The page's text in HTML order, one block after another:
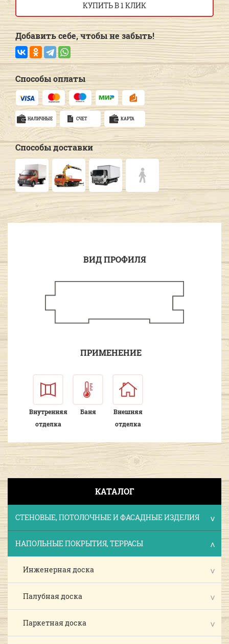
КАТАЛОГ
СТЕНОВЫЕ, ПОТОЛОЧНЫЕ И ФАСАДНЫЕ ИЗДЕЛИЯ
НАПОЛЬНЫЕ ПОКРЫТИЯ, ТЕРРАСЫ
Инженерная доска
Палубная доска
Паркетная доска
КУПИТЬ В 1 КЛИК
Добавить себе, чтобы не забыть!
Способы оплаты
НАЛИЧНЫЕ СЧЕТ КАРТА
Способы доставки
ВИД ПРОФИЛЯ
ПРИМЕНЕНИЕ
Внутренняя
отделка
Баня
Внешняя
отделка